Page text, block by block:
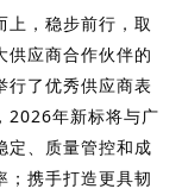
上，稳步前行，取
供应商合作伙伴的
行了优秀供应商表
2026年新标将与广
定、质量管控和成
；携手打造更具韧